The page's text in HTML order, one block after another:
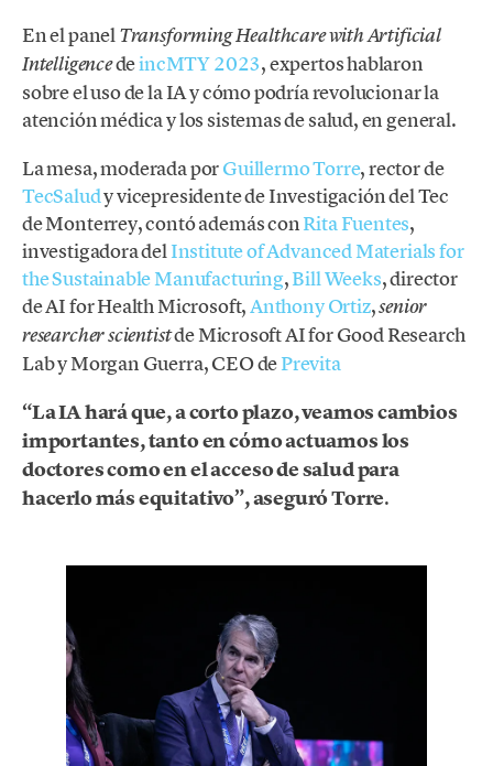
En el panelTransforming Healthcare with Artificial
IntelligencedeincMTY 2023, expertos hablaron
sobre el uso de la IA y cómo podría revolucionar la
atención médica y los sistemas de salud, en general.
La mesa, moderada porGuillermo Torre, rector de
TecSaludy vicepresidente de Investigación del Tec
de Monterrey, contó además conRita Fuentes,
investigadora delInstitute of Advanced Materials for
the Sustainable Manufacturing,Bill Weeks, director
de AI for Health Microsoft,Anthony Ortiz,senior
researcher scientistde Microsoft AI for Good Research
Lab y Morgan Guerra, CEO dePrevita
“La IA hará que, a corto plazo, veamos cambios
importantes, tanto en cómo actuamos los
doctores como en el acceso de salud para
hacerlo más equitativo”, aseguró Torre.